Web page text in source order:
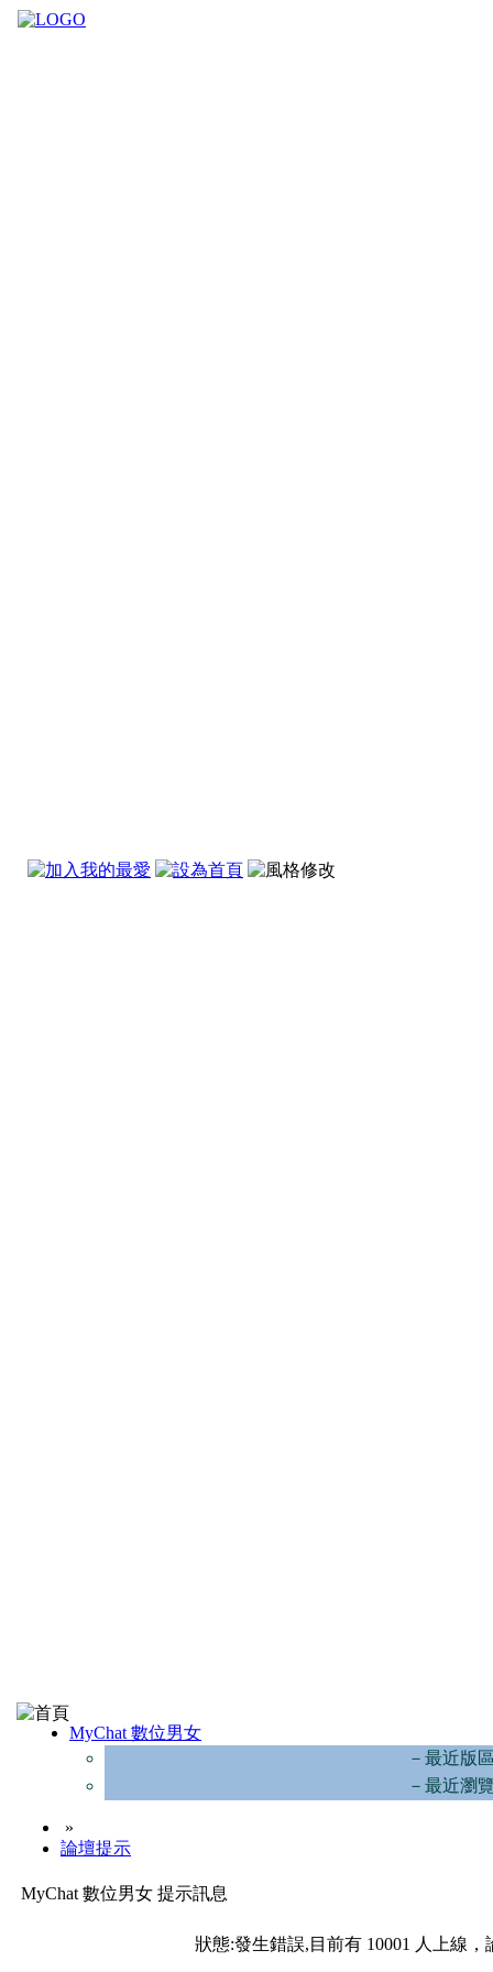
MyChat 數位男女
－最近版
－最近瀏
»
論壇提示
MyChat 數位男女 提示訊息
狀態:發生錯誤,目前有 10001 人上線